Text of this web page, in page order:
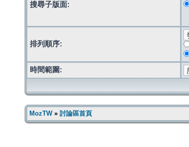
搜尋子版面:
排列順序:
時間範圍:
MozTW» 討論區首頁